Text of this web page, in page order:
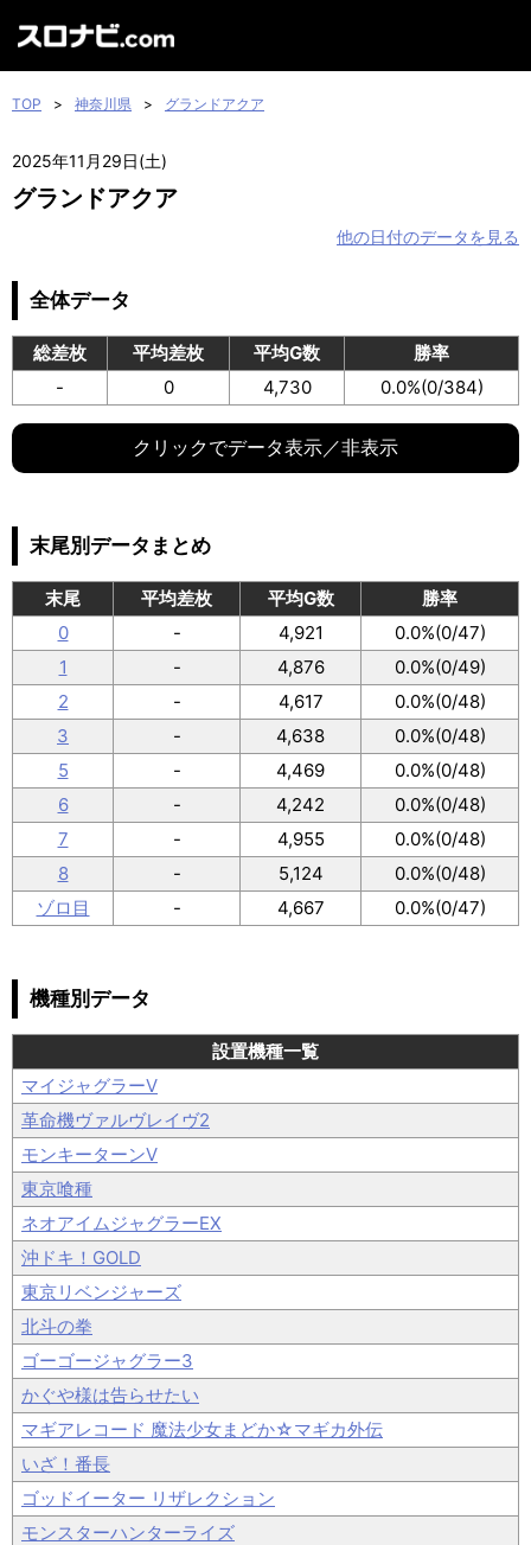
TOP > 神奈川県 > グランドアクア
2025年11月29日(土)
グランドアクア
他の日付のデータを見る
全体データ
総差枚 平均差枚 平均G数
勝率
-
0 4,730 0.0%(0/384)
クリックでデータ表示／非表示
末尾別データまとめ
末尾 平均差枚 平均G数
勝率
0
- 4,921
0.0%(0/47)
1
- 4,876
0.0%(0/49)
2
- 4,617
0.0%(0/48)
3
- 4,638
0.0%(0/48)
5
- 4,469
0.0%(0/48)
6
- 4,242
0.0%(0/48)
7
- 4,955
0.0%(0/48)
8
- 5,124
0.0%(0/48)
ゾロ目
- 4,667 0.0%(0/47)
機種別データ
設置機種一覧
マイジャグラーV
革命機ヴァルヴレイヴ2
モンキーターンV
東京喰種
ネオアイムジャグラーEX
沖ドキ！GOLD
東京リベンジャーズ
北斗の拳
ゴーゴージャグラー3
かぐや様は告らせたい
マギアレコード 魔法少女まどか☆マギカ外伝
いざ！番長
ゴッドイーター リザレクション
モンスターハンターライズ